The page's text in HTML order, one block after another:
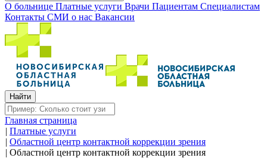
О больнице Платные услуги Врачи Пациентам Специалистам
Контакты СМИ о нас Вакансии
Главная страница
| Платные услуги
| Областной центр контактной коррекции зрения
| Областной центр контактной коррекции зрения